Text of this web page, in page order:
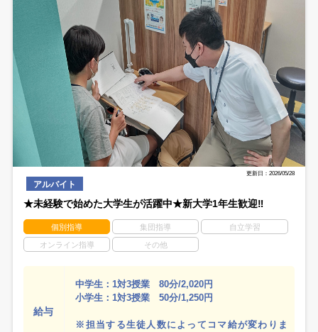
更新日：2026/05/28
アルバイト
★未経験で始めた大学生が活躍中★新大学1年生歓迎‼
個別指導 集団指導 自立学習
オンライン指導 その他
給与
中学生：1対3授業 80分/2,020円
小学生：1対3授業 50分/1,250円
※担当する生徒人数によってコマ給が変わりま